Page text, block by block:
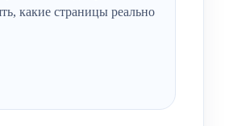
какие страницы реально